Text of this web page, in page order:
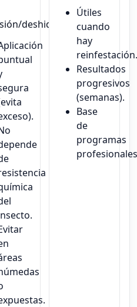
deshidratación.
Útiles
cuando
hay
Resultados
progresivos
(semanas).
Base
de
programas